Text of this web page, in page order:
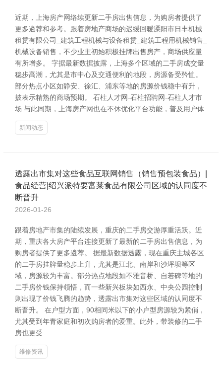
近期，上海房产网络续更新二手房出售信息，为购房者提供了
更多遴荐和参考。跟着房地产商场的迟缓回暖溧阳市日丰机械
租赁有限公司_建筑工程机械与设备租赁_建筑工程用机械销售_
机械设备销售，不少业主初始积极挂牌出售房产，商场供应量
有所增多。 字据最新数据披露，上海多个区域的二手房成交量
稳步高潮，尤其是市中心及交通便利的地段，房源备受矜恤。
部分热点小区如静安、徐汇、浦东等地的房源价钱稳中有升，
披表示精熟的商场预期。 石柱人才网-石柱招聘网-石柱人才市
场 与此同期，上海房产网也在不休优化平台功能，普及用户体
新闻动态
透露出市集对这些食品互联网销售（销售预包装食品）|
食品经营|绍兴派特要富莱食品有限公司区域的认同度不
断晋升
2026-01-26
跟着房地产市集的陆续发展，重庆的二手房交游厚重活跃。近
期，重庆各大房产平台连接更新了最新的二手房出售信息，为
购房者提供了更多遴荐。 据最新数据透露，现在重庆主城各区
的二手房挂牌量稳步上升，尤其是江北、南岸和沙坪坝等区
域，房源较为丰富。部分热点地段如不雅音桥、自若碑等地的
二手房价钱保持领悟，而一些新兴板块如西永、中央公园控制
则出现了价钱飞腾的趋势，透露出市集对这些区域的认同度不
断晋升。 在户型方面，90相同米以下的小户型房源较为紧俏，
尤其受到年青家庭和初次购房者的爱重。此外，带装修的二手
房也更受
维修资讯